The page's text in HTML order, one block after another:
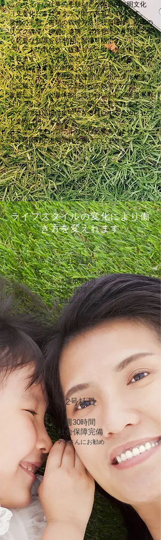
このサイトに仕事の手順などが体系的に明文化
（文章化）されスタッフ間で共有しています。
業務の手順、書類の管理方法、社員研修、現場の
リスク管理、接遇、連携、労務管理など現場で働
く必要な知識を効率的に習得可能です
一人一人の気付き、提案もポータルサイトに反映
されます。こうすることで一人一人の経験、労力
を無駄にせず皆の財産としています。
リハビリネクストの業務改善は「ポータルサイト
に記載されているこの部分が不効率なので、こう
改善しよう」と具体的に話し合いをし、改善事項
はリアルタイムにスタッフ間に共有されます
スタッフは現場に集中できる様にするためレセプ
ト業務は行いません
スタッフのオンコール対応は必要ありません。
２４時間対応体制加算を届けていません。
ライフスタイルの変化により働
き方を変えれます
正職員
​週40時間
​社会保障完備
のれん分け制度
​あり
2号社員
​週30時間
​社会保障完備
ママさんにお勧め